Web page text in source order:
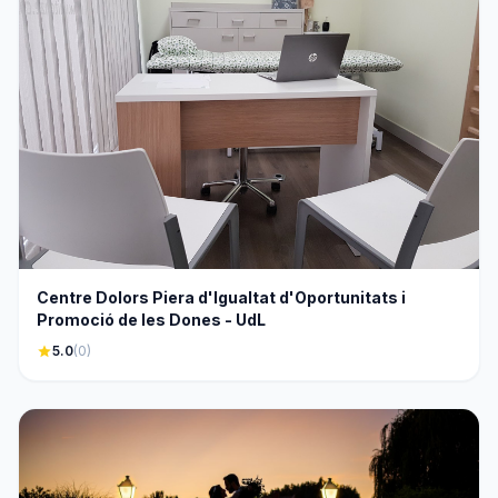
Centre Dolors Piera d'Igualtat d'Oportunitats i
Promoció de les Dones - UdL
star5.0(0)